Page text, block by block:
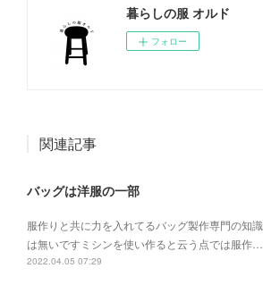
暮らしの服 オルド
フォロー
関連記事
バッグは洋服の一部
服作りと共に力を入れてるバッグ製作専門の知識
は無いですミシンを使い作ると云う点では服作…
2022.04.05 07:29